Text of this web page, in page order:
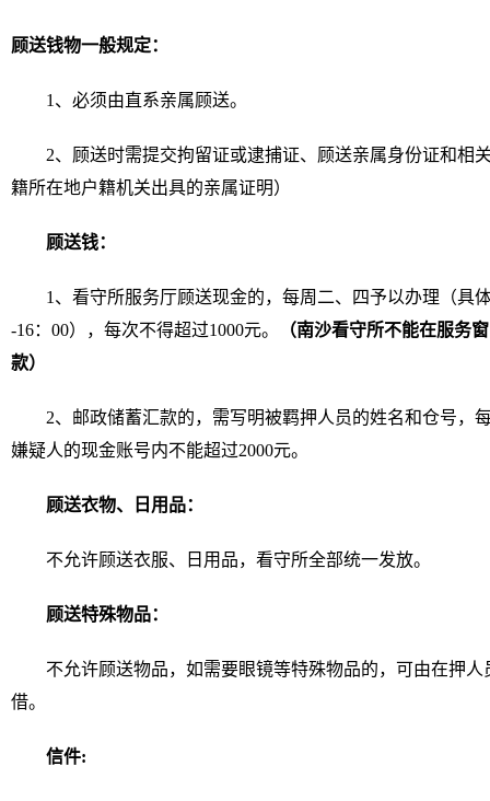
顾送钱物一般规定：
1、必须由直系亲属顾送。
2、顾送时需提交拘留证或逮捕证、顾送亲属身份证和相
籍所在地户籍机关出具的亲属证明）
顾送钱：
1、看守所服务厅顾送现金的，每周二、四予以办理（具
-16：00），每次不得超过1000元。
（南沙看守所不能在服务
款）
2、邮政储蓄汇款的，需写明被羁押人员的姓名和仓号，
嫌疑人的现金账号内不能超过2000元。
顾送衣物、日用品：
不允许顾送衣服、日用品，看守所全部统一发放。
顾送特殊物品：
不允许顾送物品，如需要眼镜等特殊物品的，可由在押
借。
信件: